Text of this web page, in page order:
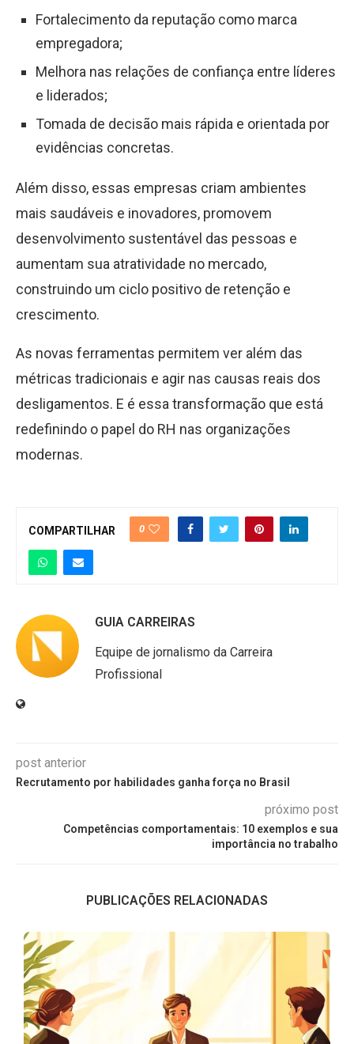
Fortalecimento da reputação como marca
empregadora;
Melhora nas relações de confiança entre líderes
e liderados;
Tomada de decisão mais rápida e orientada por
evidências concretas.
Além disso, essas empresas criam ambientes
mais saudáveis e inovadores, promovem
desenvolvimento sustentável das pessoas e
aumentam sua atratividade no mercado,
construindo um ciclo positivo de retenção e
crescimento.
As novas ferramentas permitem ver além das
métricas tradicionais e agir nas causas reais dos
desligamentos. E é essa transformação que está
redefinindo o papel do RH nas organizações
modernas.
COMPARTILHAR 0
GUIA CARREIRAS
Equipe de jornalismo da Carreira
Profissional
post anterior
Recrutamento por habilidades ganha força no Brasil
próximo post
Competências comportamentais: 10 exemplos e sua
importância no trabalho
PUBLICAÇÕES RELACIONADAS